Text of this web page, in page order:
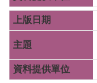
重
點
業
務
專
區